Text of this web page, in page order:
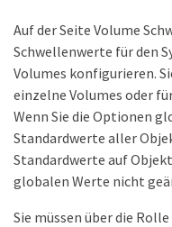
Auf der Seite Volume
Schwellenwerte für den
Volumes konfigurieren.
einzelne Volumes oder
Wenn Sie die Optionen
Standardwerte aller
Standardwerte auf
globalen Werte nicht
Sie müssen über die